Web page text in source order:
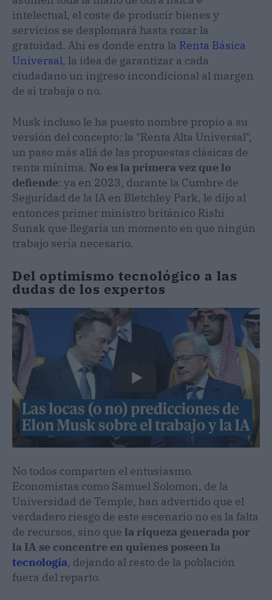
intelectual, el coste de producir bienes y
servicios se desplomará hasta rozar la
gratuidad. Ahí es donde entra la Renta Básica
Universal, la idea de garantizar a cada
ciudadano un ingreso incondicional al margen
de si trabaja o no.
Musk incluso le ha puesto nombre propio a su
versión del concepto: la "Renta Alta Universal",
un paso más allá de las propuestas clásicas de
renta mínima. No es la primera vez que lo
defiende: ya en 2023, durante la Cumbre de
Seguridad de la IA en Bletchley Park, le dijo al
entonces primer ministro británico Rishi
Sunak que llegaría un momento en que ningún
trabajo sería necesario.
Del optimismo tecnológico a las
dudas de los expertos
No todos comparten el entusiasmo.
Economistas como Samuel Solomon, de la
Universidad de Temple, han advertido que el
verdadero riesgo de este escenario no es la falta
de recursos, sino que la riqueza generada por
la IA se concentre en quienes poseen la
tecnología, dejando al resto de la población
fuera del reparto.